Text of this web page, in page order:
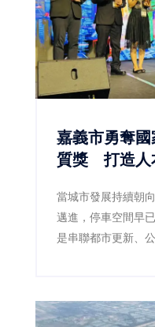
嘉義市勇奪
質獎 打造人
當城市發展持續朝
邁進，停車空間早
是串聯都市更新、
思維，成功打造兼
計的公共工程，今